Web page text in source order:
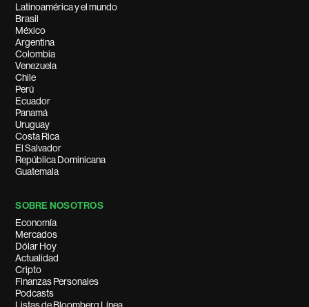
Latinoamérica y el mundo
Brasil
México
Argentina
Colombia
Venezuela
Chile
Perú
Ecuador
Panamá
Uruguay
Costa Rica
El Salvador
República Dominicana
Guatemala
SOBRE NOSOTROS
Economía
Mercados
Dólar Hoy
Actualidad
Cripto
Finanzas Personales
Podcasts
Listas de Bloomberg Línea